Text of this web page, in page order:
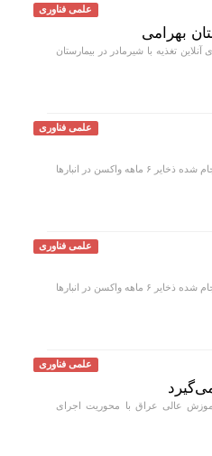
علمی فناوری
بهرامی
تغذیه با شیرمادر در بیمارستان
علمی فناوری
معاون بهداشت وزارت بهداشت گفت: در حال حاضر با پیش‌بینی‌های انجام شده ذخایر ۶ ماهه واکسن در انبار‌ها
علمی فناوری
معاون بهداشت وزارت بهداشت گفت: در حال حاضر با پیش‌بینی‌های انجام شده ذخایر ۶ ماهه واکسن در انبار‌ها
علمی فناوری
عالی عراق با محوریت اجرای